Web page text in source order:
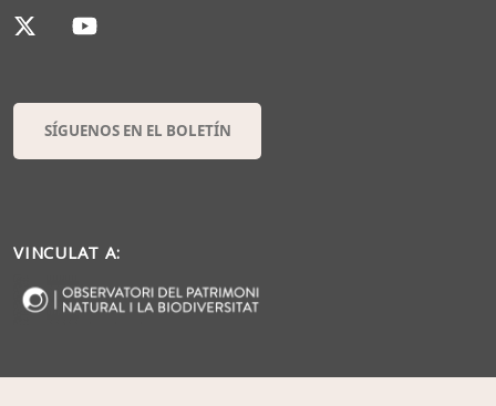
SÍGUENOS EN EL BOLETÍN
VINCULAT A: